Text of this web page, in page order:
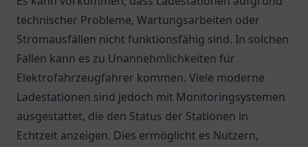
technischer Probleme, Wartungsarbeiten oder
Stromausfällen nicht funktionsfähig sind. In solchen
Fällen kann es zu Unannehmlichkeiten für
Elektrofahrzeugfahrer kommen. Viele moderne
Ladestationen sind jedoch mit Monitoringsystemen
ausgestattet, die den Status der Stationen in
Echtzeit anzeigen. Dies ermöglicht es Nutzern,